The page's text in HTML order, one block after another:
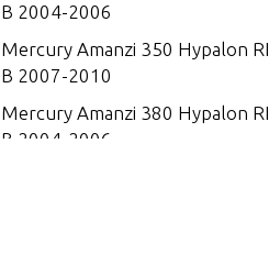
B 2004-2006
Mercury Amanzi 350 Hypalon RI
B 2007-2010
Mercury Amanzi 380 Hypalon RI
B 2004-2006